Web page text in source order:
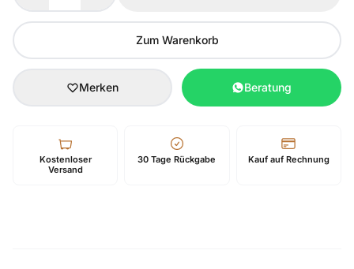
Zum Warenkorb
Merken Beratung
Kostenloser
Versand
30 Tage Rückgabe Kauf auf Rechnung